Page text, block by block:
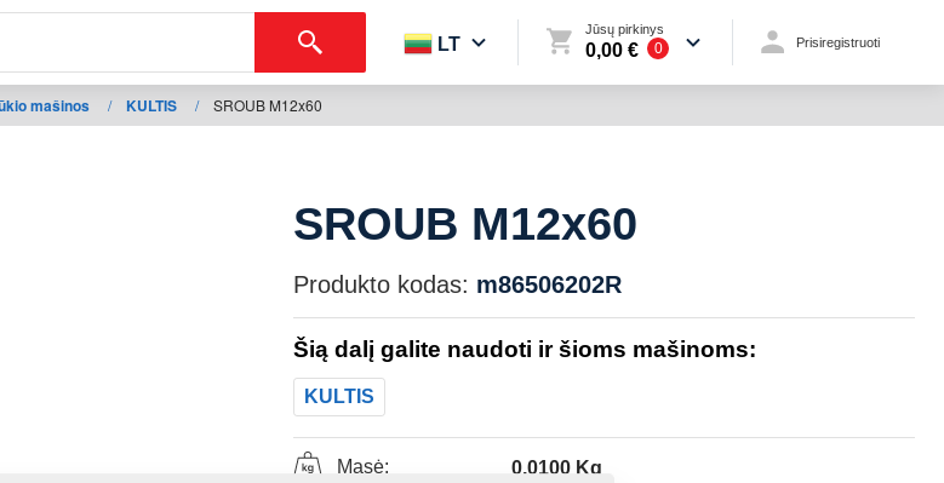
LT
Jūsų pirkinys
0,00 € 0 Prisiregistruoti
mašinos / KULTIS / SROUB M12x60
SROUB M12x60
Produkto kodas: m86506202R
Šią dalį galite naudoti ir šioms mašinoms:
KULTIS
Masė: 0,0100 Kg